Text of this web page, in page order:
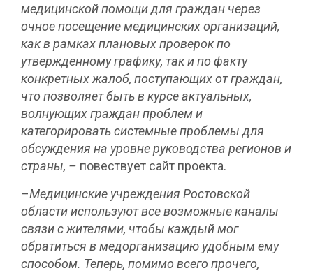
медицинской помощи для граждан через
очное посещение медицинских организаций,
как в рамках плановых проверок по
утвержденному графику, так и по факту
конкретных жалоб, поступающих от граждан,
что позволяет быть в курсе актуальных,
волнующих граждан проблем и
категорировать системные проблемы для
обсуждения на уровне руководства регионов и
страны, – повествует сайт проекта.
–Медицинские учреждения Ростовской
области используют все возможные каналы
связи с жителями, чтобы каждый мог
обратиться в медорганизацию удобным ему
способом. Теперь, помимо всего прочего,